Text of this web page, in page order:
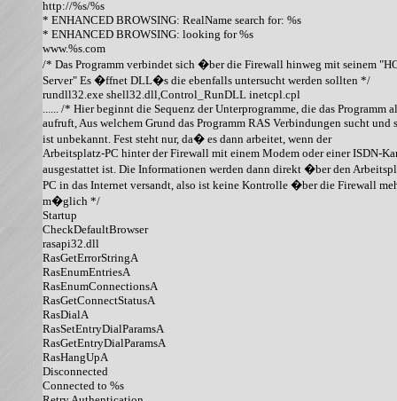
http://%s/%s
* ENHANCED BROWSING: RealName search for: %s
* ENHANCED BROWSING: looking for %s
www.%s.com
/* Das Programm verbindet sich �ber die Firewall hinweg mit seinem
Server" Es �ffnet DLL�s die ebenfalls untersucht werden sollten */
rundll32.exe shell32.dll,Control_RunDLL inetcpl.cpl
...... /* Hier beginnt die Sequenz der Unterprogramme, die das Programm
aufruft, Aus welchem Grund das Programm RAS Verbindungen sucht und
ist unbekannt. Fest steht nur, da� es dann arbeitet, wenn der
Arbeitsplatz-PC hinter der Firewall mit einem Modem oder einer ISDN-
ausgestattet ist. Die Informationen werden dann direkt �ber den
PC in das Internet versandt, also ist keine Kontrolle �ber die Firewall
m�glich */
Startup
CheckDefaultBrowser
rasapi32.dll
RasGetErrorStringA
RasEnumEntriesA
RasEnumConnectionsA
RasGetConnectStatusA
RasDialA
RasSetEntryDialParamsA
RasGetEntryDialParamsA
RasHangUpA
Disconnected
Connected to %s